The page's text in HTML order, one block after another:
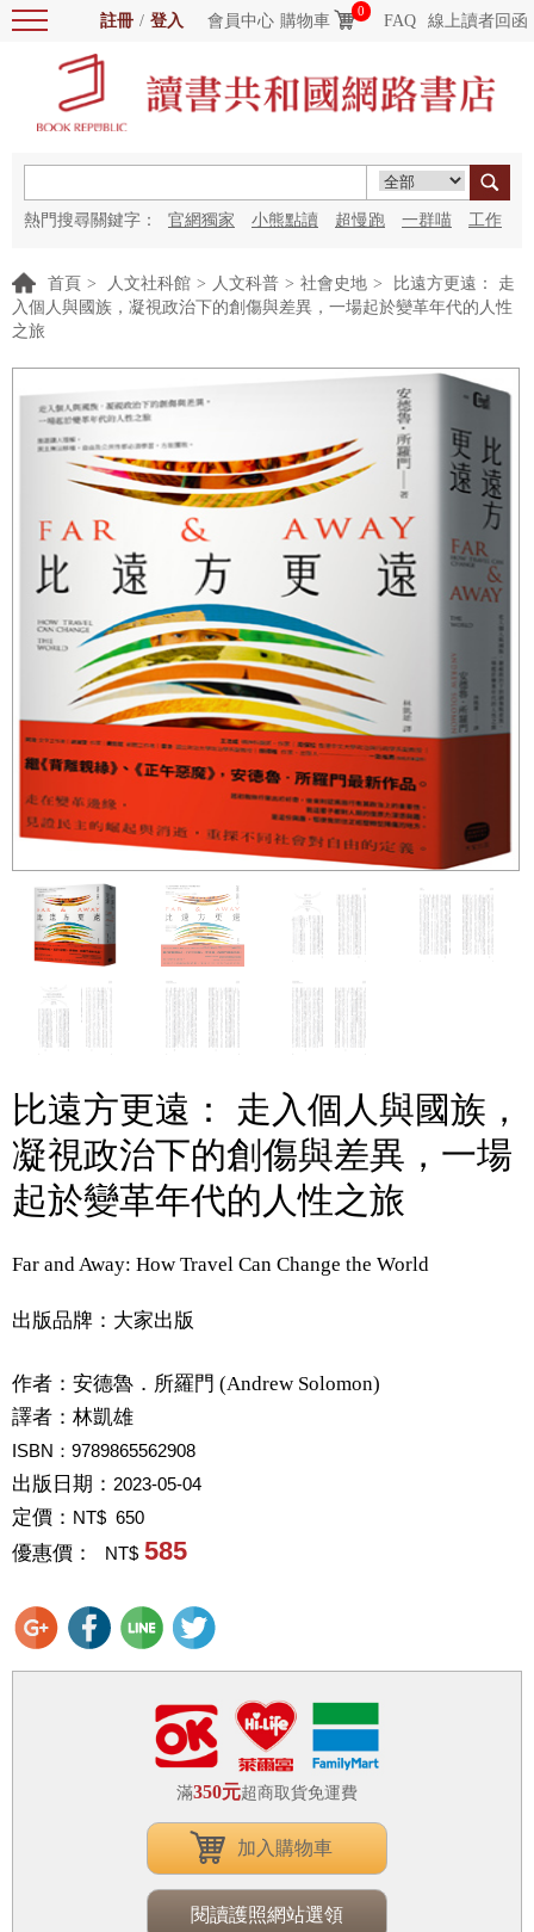
註冊 / 登入 會員中心 購物車
0
FAQ 線上讀者回函
熱門搜尋關鍵字： 官網獨家 小熊點讀 超慢跑 一群喵 工作
首頁 > 人文社科館 > 人文科普 > 社會史地 >
比遠方更遠： 走
入個人與國族，凝視政治下的創傷與差異，一場起於變革年代的人性
之旅
比遠方更遠： 走入個人與國族，
凝視政治下的創傷與差異，一場
起於變革年代的人性之旅
Far and Away: How Travel Can Change the World
出版品牌：大家出版
作者： 安德魯．所羅門 (Andrew Solomon)
譯者： 林凱雄
ISBN：9789865562908
出版日期： 2023-05-04
定價： NT$ 650
優惠價： NT$ 585
滿350元超商取貨免運費
加入購物車
閱讀護照網站選領